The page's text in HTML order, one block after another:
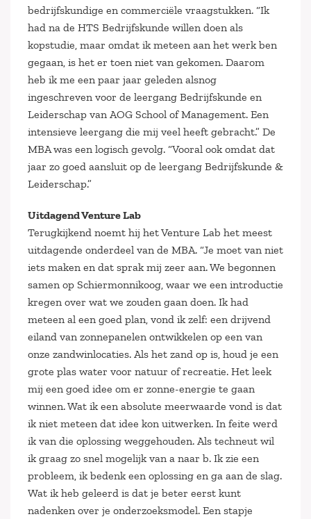
bedrijfskundige en commerciële vraagstukken. “Ik
had na de HTS Bedrijfskunde willen doen als
kopstudie, maar omdat ik meteen aan het werk ben
gegaan, is het er toen niet van gekomen. Daarom
heb ik me een paar jaar geleden alsnog
ingeschreven voor de leergang Bedrijfskunde en
Leiderschap van AOG School of Management. Een
intensieve leergang die mij veel heeft gebracht.” De
MBA was een logisch gevolg. “Vooral ook omdat dat
jaar zo goed aansluit op de leergang Bedrijfskunde &
Leiderschap.”
Uitdagend Venture Lab
Terugkijkend noemt hij het Venture Lab het meest
uitdagende onderdeel van de MBA. “Je moet van niet
iets maken en dat sprak mij zeer aan. We begonnen
samen op Schiermonnikoog, waar we een introductie
kregen over wat we zouden gaan doen. Ik had
meteen al een goed plan, vond ik zelf: een drijvend
eiland van zonnepanelen ontwikkelen op een van
onze zandwinlocaties. Als het zand op is, houd je een
grote plas water voor natuur of recreatie. Het leek
mij een goed idee om er zonne-energie te gaan
winnen. Wat ik een absolute meerwaarde vond is dat
ik niet meteen dat idee kon uitwerken. In feite werd
ik van die oplossing weggehouden. Als techneut wil
ik graag zo snel mogelijk van a naar b. Ik zie een
probleem, ik bedenk een oplossing en ga aan de slag.
Wat ik heb geleerd is dat je beter eerst kunt
nadenken over je onderzoeksmodel. Een stapje